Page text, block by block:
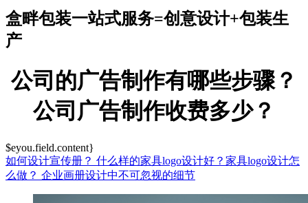
盒畔包装一站式服务=创意设计+包装生
产
公司的广告制作有哪些步骤？
公司广告制作收费多少？
$eyou.field.content}
如何设计宣传册？ 什么样的家具logo设计好？家具logo设计怎
么做？ 企业画册设计中不可忽视的细节